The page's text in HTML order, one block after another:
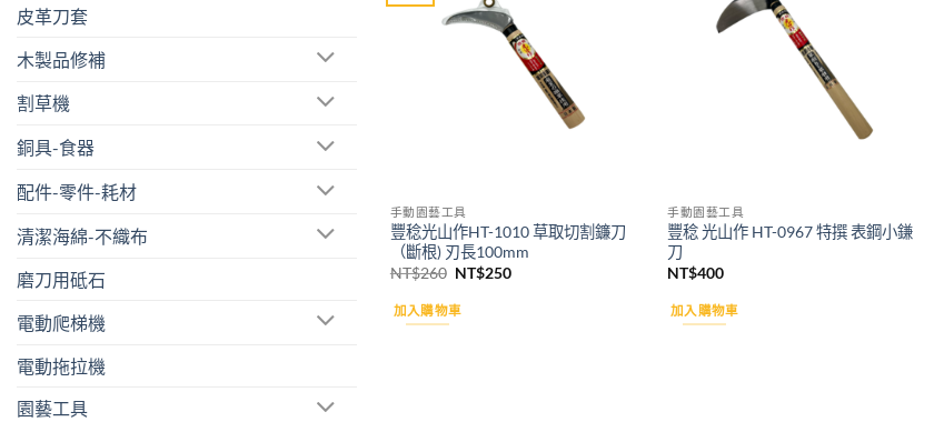
皮革刀套
木製品修補
割草機
銅具-食器
配件-零件-耗材
清潔海綿-不織布
磨刀用砥石
電動爬梯機
電動拖拉機
園藝工具
手動園藝工具
豐稔光山作HT-1010 草取切割鐮刀
（斷根) 刃長100mm
NT$260 原
價
格：
NT$250目
加入購物車
手動園藝工具
豐稔 光山作 HT-0967 特撰 表鋼小鎌
刀
NT$400
加入購物車